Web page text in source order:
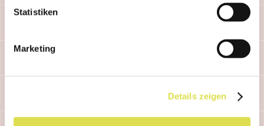
Statistiken
Marketing
Details zeigen
(DNA-Restriktion)
Menschliche Gene in
Gentechnisch
Polymerase-Kettenreaktion
genetische Fingerabdruck